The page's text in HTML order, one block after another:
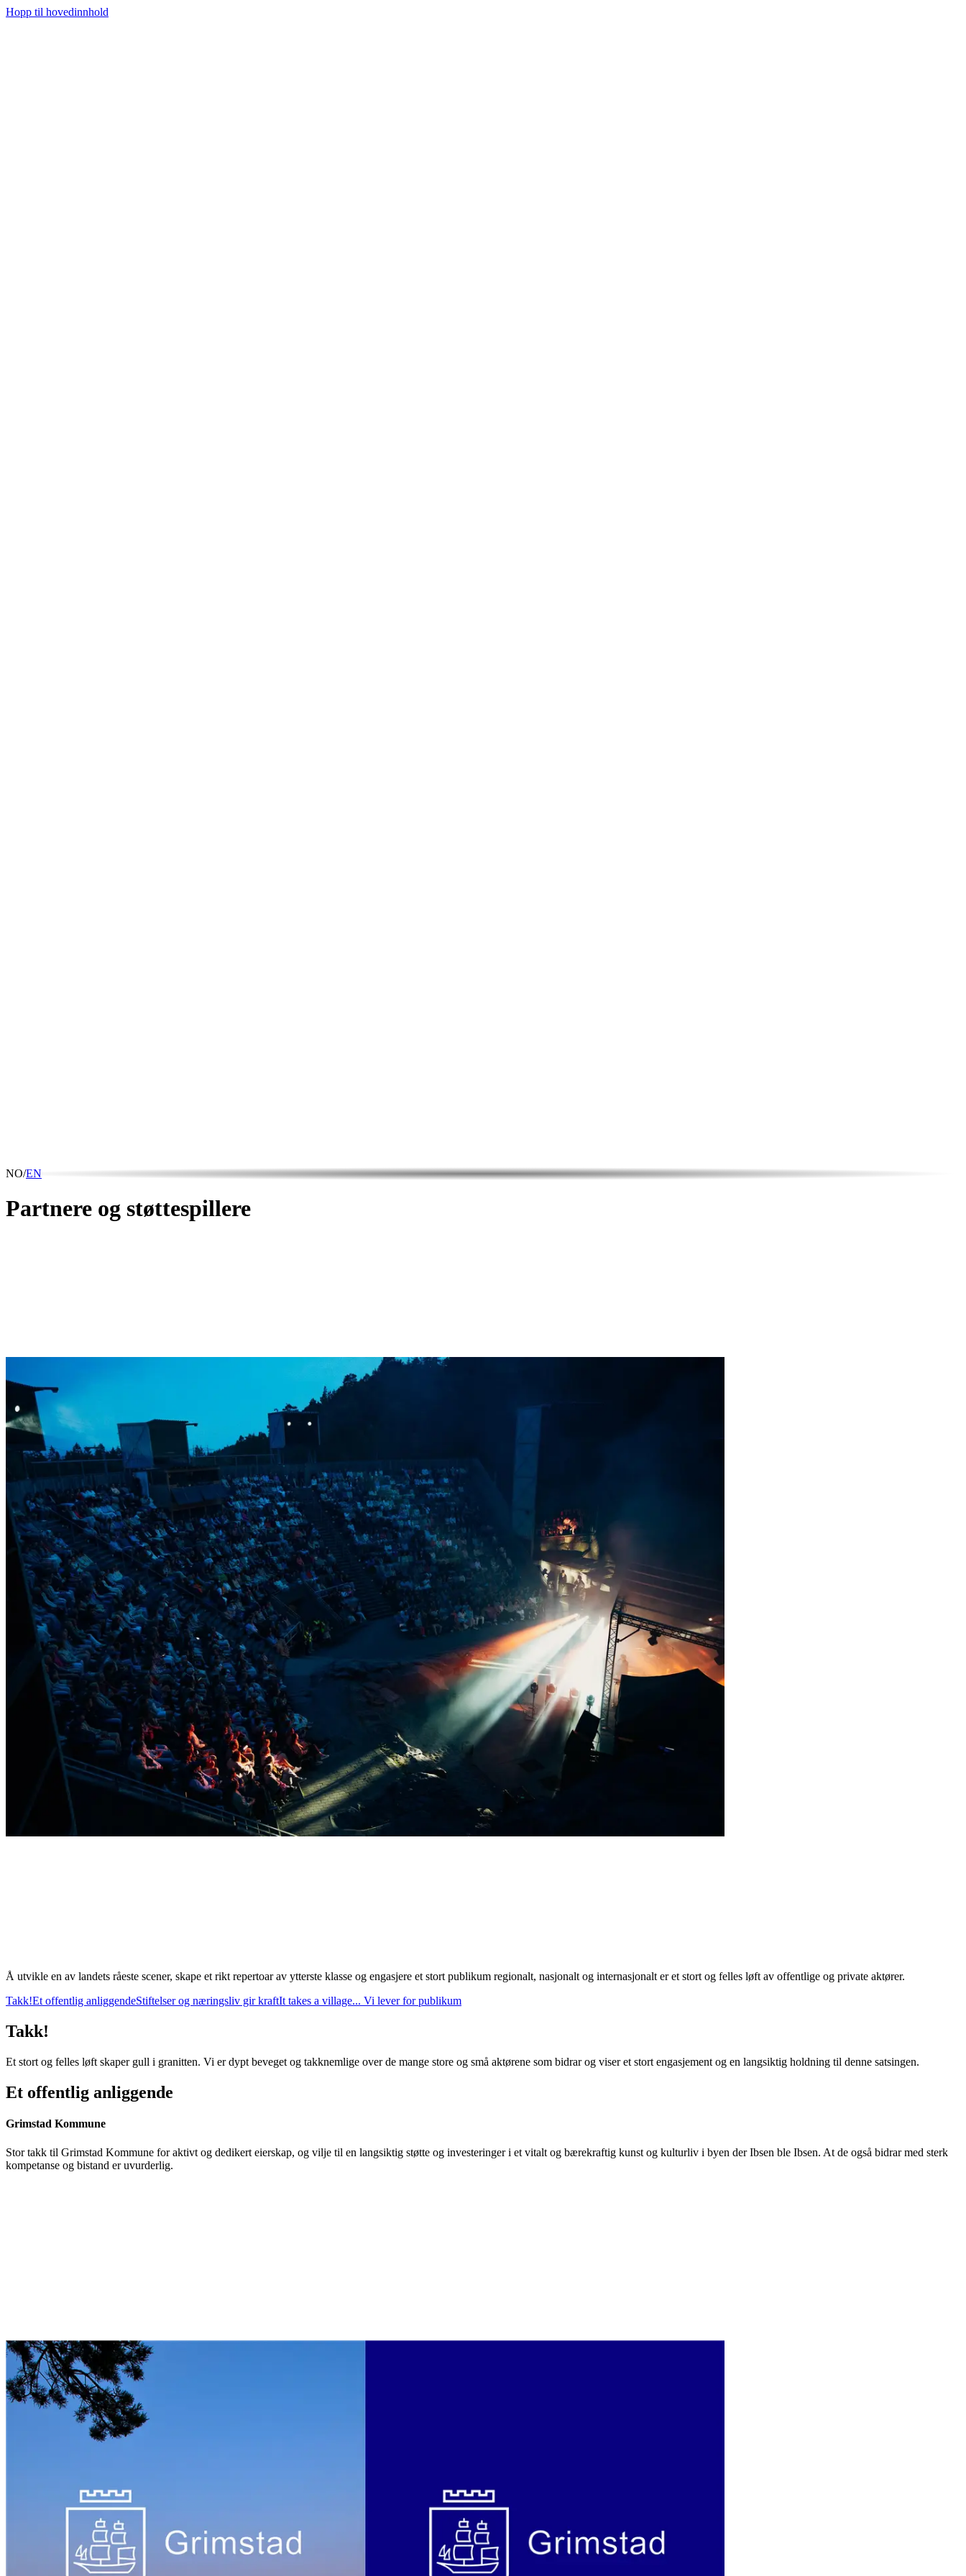
Hopp til hovedinnhold
NO/EN
Partnere og støttespillere
Å utvikle en av landets råeste scener, skape et rikt repertoar av ytterste klasse og engasjere et stort publikum regionalt, nasjonalt og internasjonalt er et stort og felles løft av offentlige og private aktører.
Takk!Et offentlig anliggendeStiftelser og næringsliv gir kraftIt takes a village... Vi lever for publikum
Takk!
Et stort og felles løft skaper gull i granitten. Vi er dypt beveget og takknemlige over de mange store og små aktørene som bidrar og viser et stort engasjement og en langsiktig holdning til denne satsingen.
Et offentlig anliggende
Grimstad Kommune
Stor takk til Grimstad Kommune for aktivt og dedikert eierskap, og vilje til en langsiktig støtte og investeringer i et vitalt og bærekraftig kunst og kulturliv i byen der Ibsen ble Ibsen. At de også bidrar med sterk
kompetanse og bistand er uvurderlig.